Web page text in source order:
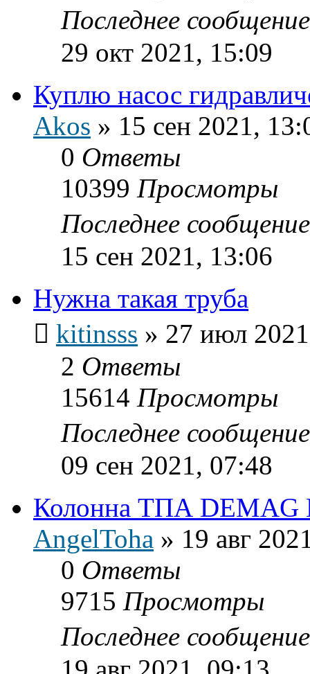
Последнее
29 окт 2021, 15:09
Куплю насос
Akos » 15 сен 2021,
0 Ответы
10399 Просмотры
Последнее
15 сен 2021, 13:06
Нужна такая труба
kitinsss » 27 июл
2 Ответы
15614 Просмотры
Последнее
09 сен 2021, 07:48
Колонна ТПА
AngelToha » 19 авг
0 Ответы
9715 Просмотры
Последнее